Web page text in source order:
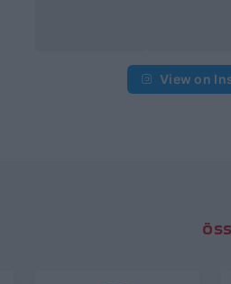
View on